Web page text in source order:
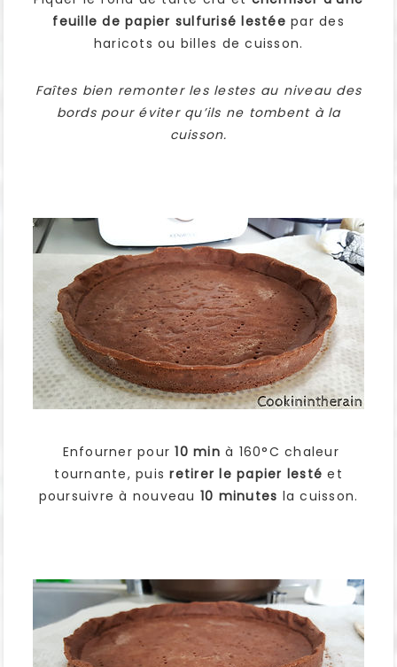
feuille de papier sulfurisé lestée par des
haricots ou billes de cuisson.
Faîtes bien remonter les lestes au niveau des
bords pour éviter qu’ils ne tombent à la
cuisson.
Enfourner pour10 min à 160°C chaleur
tournante, puis retirer le papier lesté et
poursuivre à nouveau 10 minutes la cuisson.